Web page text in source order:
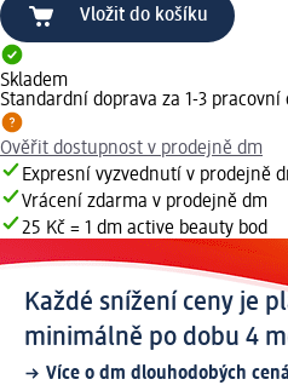
Vložit do košíku
Skladem
Standardní doprava za 1-3 pracovní
Ověřit dostupnost v prodejně dm
Expresní vyzvednutí v prodejně
Vrácení zdarma v prodejně dm
25 Kč = 1 dm active beauty bod
Každé snížení ceny je
minimálně po dobu 4
Více o dm dlouhodobých